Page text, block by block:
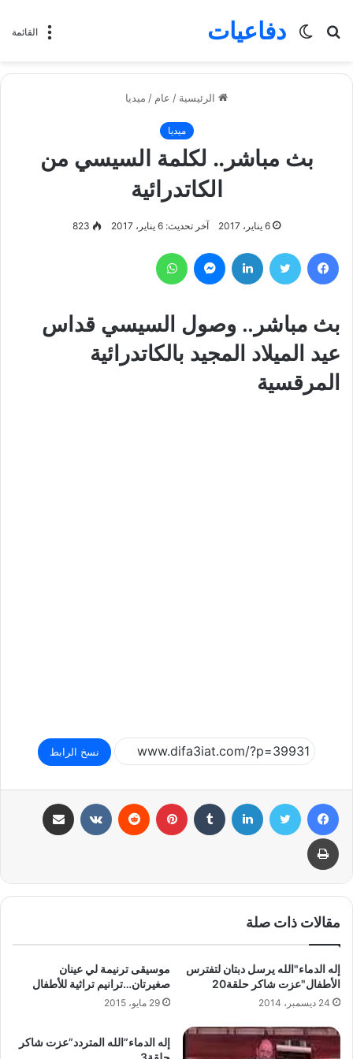
القائمة دفاعيات
بحث
الوضع
الرئيسية / عام / ميديا
ميديا
بث مباشر.. لكلمة السيسي من
الكاتدرائية
6 يناير، 2017 آخر تحديث: 6 يناير، 2017 823
فيسبوك تويتر لينكدإن ماسنجر
بث مباشر.. وصول السيسي قداس
عيد الميلاد المجيد بالكاتدرائية
المرقسية
نسخ الرابط
فيسبوك تويتر لينكدإن بينتيريست
طباعة
مقالات ذات صلة
إله الدماء"الله يرسل دبتان لتفترس
الأطفال"عزت شاكر حلقة20
24 ديسمبر، 2014
موسيقى ترنيمة لي عينان
صغيرتان…ترانيم تراثية للأطفال
29 مايو، 2015
إله الدماء”الله المتردد”عزت شاكر